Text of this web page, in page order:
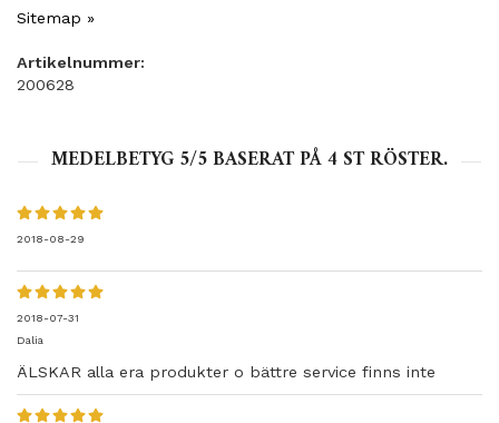
Sitemap »
Artikelnummer:
200628
MEDELBETYG 5/5 BASERAT PÅ4 ST RÖSTER.
2018-08-29
2018-07-31
Dalia
ÄLSKAR alla era produkter o bättre service finns inte